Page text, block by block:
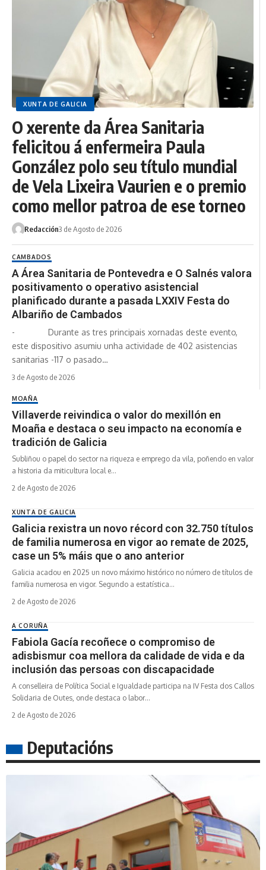
XUNTA DE GALICIA
O xerente da Área Sanitaria
felicitou á enfermeira Paula
González polo seu título mundial
de Vela Lixeira Vaurien e o premio
como mellor patroa de ese torneo
Redacción3 de Agosto de 2026
CAMBADOS
A Área Sanitaria de Pontevedra e O Salnés valora
positivamento o operativo asistencial
planificado durante a pasada LXXIV Festa do
Albariño de Cambados
- Durante as tres principais xornadas deste evento,
este dispositivo asumiu unha actividade de 402 asistencias
sanitarias -117 o pasado…
3 de Agosto de 2026
MOAÑA
Villaverde reivindica o valor do mexillón en
Moaña e destaca o seu impacto na economía e
tradición de Galicia
Subliñou o papel do sector na riqueza e emprego da vila, poñendo en valor
a historia da miticultura local e…
2 de Agosto de 2026
XUNTA DE GALICIA
Galicia rexistra un novo récord con 32.750 títulos
de familia numerosa en vigor ao remate de 2025,
case un 5% máis que o ano anterior
Galicia acadou en 2025 un novo máximo histórico no número de títulos de
familia numerosa en vigor. Segundo a estatística…
2 de Agosto de 2026
A CORUÑA
Fabiola Gacía recoñece o compromiso de
adisbismur coa mellora da calidade de vida e da
inclusión das persoas con discapacidade
A conselleira de Política Social e Igualdade participa na IV Festa dos Callos
Solidaria de Outes, onde destaca o labor…
2 de Agosto de 2026
Deputacións